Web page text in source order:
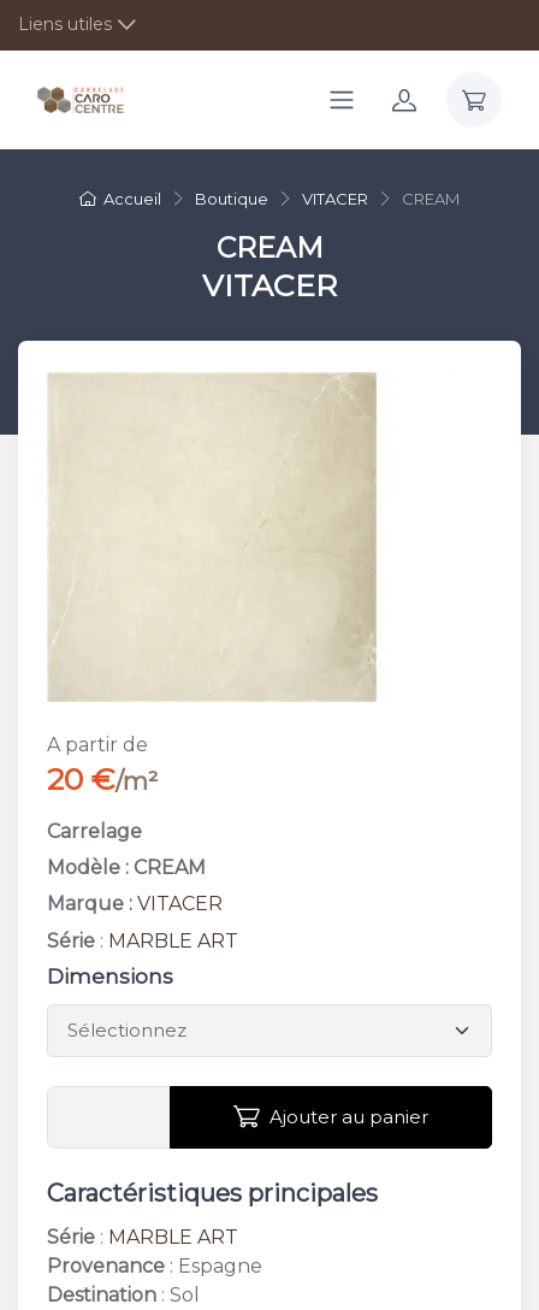
Liens utiles
Accueil Boutique VITACER CREAM
CREAM
VITACER
A partir de
20 €/m²
Carrelage
Modèle : CREAM
Marque : VITACER
Série : MARBLE ART
Dimensions
Ajouter au panier
Caractéristiques principales
Série : MARBLE ART
Provenance : Espagne
Destination : Sol